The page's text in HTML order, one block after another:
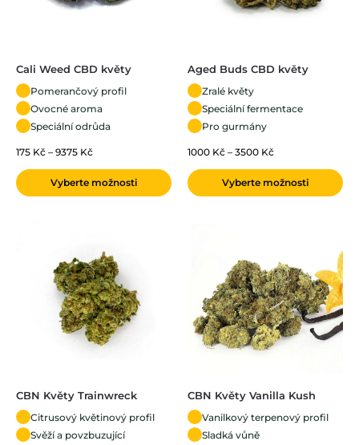
Cali Weed CBD květy
Pomerančový profil
Ovocné aroma
Speciální odrůda
175 Kč – 9375 Kč
Vyberte možnosti
Aged Buds CBD květy
Zralé květy
Speciální fermentace
Pro gurmány
1000 Kč – 3500 Kč
Vyberte možnosti
CBN Květy Trainwreck
Citrusový květinový profil
Svěží a povzbuzující
CBN Květy Vanilla Kush
Vanilkový terpenový profil
Sladká vůně